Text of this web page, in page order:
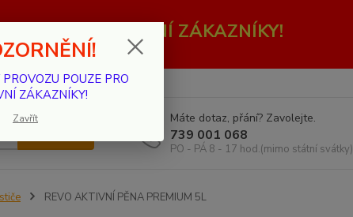
PRO SMLUVNÍ ZÁKAZNÍKY!
Máte dotaz, přání? Zavolejte.
739 001 068
PO - PÁ 8 - 17 hod.(mimo státní svátky)
REVO AKTIVNÍ PĚNA PREMIUM 5L
POUZE PRO
ZÁKAZNÍKY!
Zavřít